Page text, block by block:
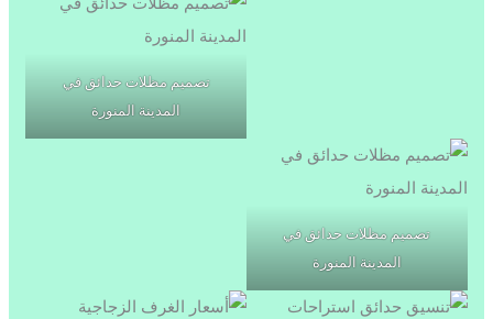
تصميم مظلات حدائق في
المدينة المنورة
تصميم مظلات حدائق في
المدينة المنورة